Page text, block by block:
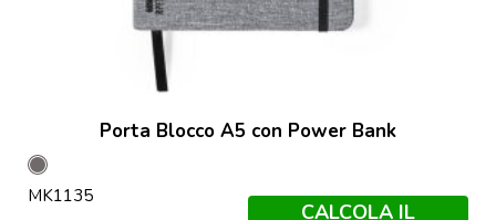
Porta Blocco A5 con Power Bank
Grey
MK1135
CALCOLA IL